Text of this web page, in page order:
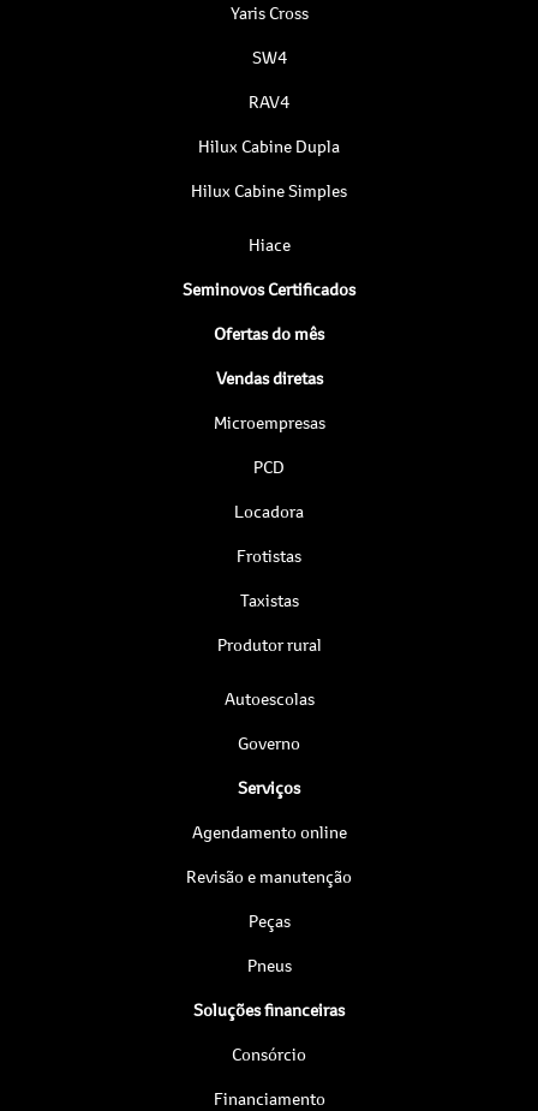
Yaris Cross
SW4
RAV4
Hilux Cabine Dupla
Hilux Cabine Simples
Hiace
Seminovos Certificados
Ofertas do mês
Vendas diretas
Microempresas
PCD
Locadora
Frotistas
Taxistas
Produtor rural
Autoescolas
Governo
Serviços
Agendamento online
Revisão e manutenção
Peças
Pneus
Soluções financeiras
Consórcio
Financiamento